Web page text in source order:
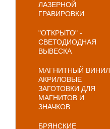
ЛАЗЕРНОЙ
ГРАВИРОВКИ
"ОТКРЫТО" -
СВЕТОДИОДНАЯ
ВЫВЕСКА
МАГНИТНЫЙ ВИНИЛ,
АКРИЛОВЫЕ
ЗАГОТОВКИ ДЛЯ
МАГНИТОВ И
ЗНАЧКОВ
БРЯНСКИЕ